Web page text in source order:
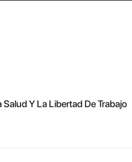
Y La Libertad De Trabajo